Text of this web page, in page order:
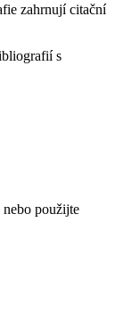
zahrnují citační
s
nebo použijte